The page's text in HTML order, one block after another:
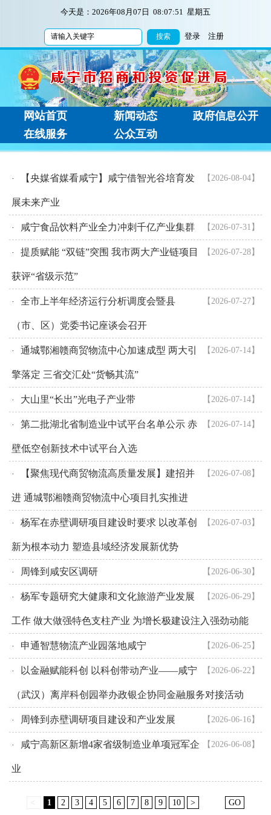
今天是： 2026年08月07日 08:07:51 星期五
登录 注册
网站首页 新闻动态
政府信息公开
在线服务
公众互动
【2026-08-04】
· 【央媒省媒看咸宁】咸宁借智光谷培育发
展未来产业
【2026-07-31】
· 咸宁食品饮料产业全力冲刺千亿产业集群
【2026-07-28】
· 提质赋能 “双链”突围 我市两大产业链项目
获评“省级示范”
【2026-07-27】
· 全市上半年经济运行分析调度会暨县
（市、区）党委书记座谈会召开
【2026-07-14】
· 通城鄂湘赣商贸物流中心加速成型 两大引
擎落定 三省交汇处“货畅其流”
【2026-07-14】
· 大山里“长出”光电子产业带
【2026-07-14】
· 第二批湖北省制造业中试平台名单公示 赤
壁低空创新技术中试平台入选
【2026-07-08】
· 【聚焦现代商贸物流高质量发展】建招并
进 通城鄂湘赣商贸物流中心项目扎实推进
【2026-07-03】
· 杨军在赤壁调研项目建设时要求 以改革创
新为根本动力 塑造县域经济发展新优势
【2026-06-30】
· 周锋到咸安区调研
【2026-06-29】
· 杨军专题研究大健康和文化旅游产业发展
工作 做大做强特色支柱产业 为增长极建设注入强劲动能
【2026-06-25】
· 申通智慧物流产业园落地咸宁
【2026-06-22】
· 以金融赋能科创 以科创带动产业——咸宁
（武汉）离岸科创园举办政银企协同金融服务对接活动
【2026-06-16】
· 周锋到赤壁调研项目建设和产业发展
【2026-06-08】
· 咸宁高新区新增4家省级制造业单项冠军企
业
< 1 2 3 4 5 6 7 8 9 10 > GO